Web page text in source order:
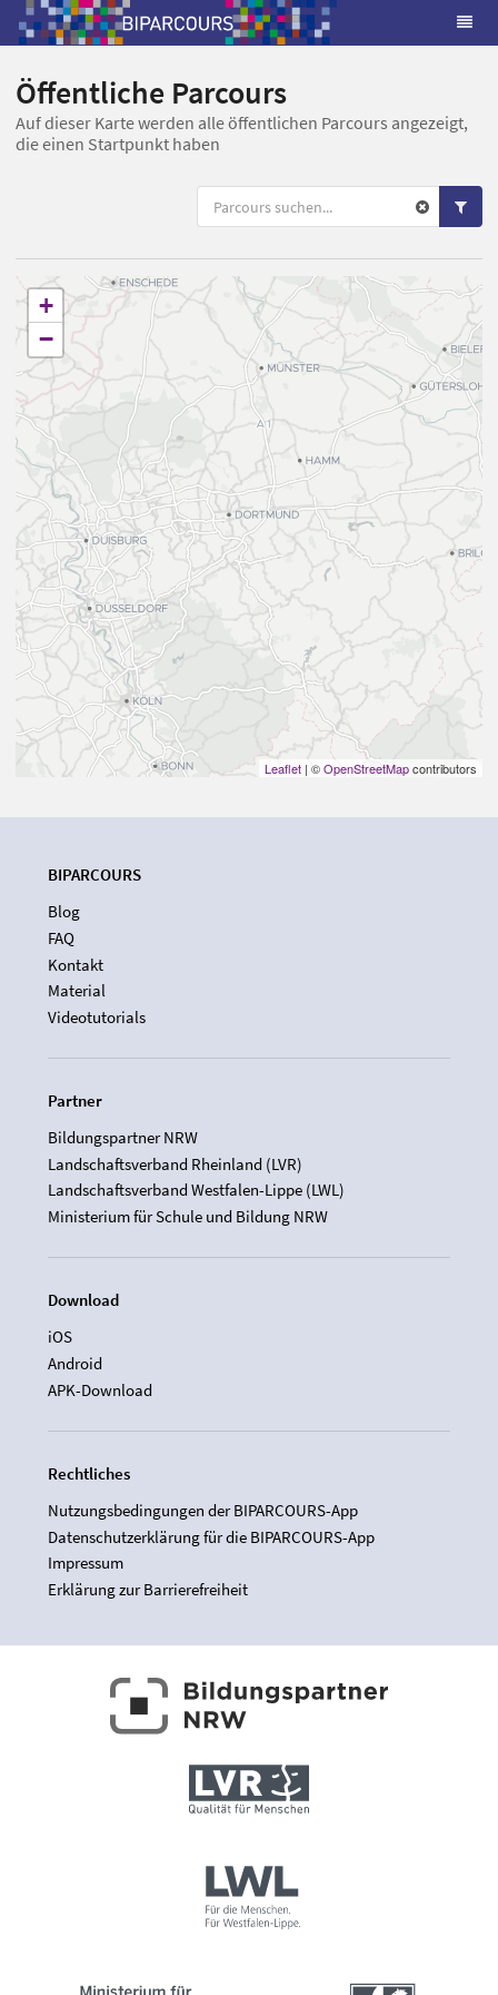
Öffentliche Parcours
Auf dieser Karte werden alle öffentlichen Parcours angezeigt,
die einen Startpunkt haben
+
−
Leaflet | ©OpenStreetMapcontributors
BIPARCOURS
Blog
FAQ
Kontakt
Material
Videotutorials
Partner
Bildungspartner NRW
Landschaftsverband Rheinland (LVR)
Landschaftsverband Westfalen-Lippe (LWL)
Ministerium für Schule und Bildung NRW
Download
iOS
Android
APK-Download
Rechtliches
Nutzungsbedingungen der BIPARCOURS-App
Datenschutzerklärung für die BIPARCOURS-App
Impressum
Erklärung zur Barrierefreiheit